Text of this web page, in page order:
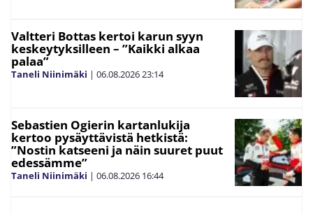
Valtteri Bottas kertoi karun syyn
keskeytyksilleen – ”Kaikki alkaa
palaa”
Taneli Niinimäki | 06.08.202623:14
Sebastien Ogierin kartanlukija
kertoo pysäyttävistä hetkistä:
”Nostin katseeni ja näin suuret puut
edessämme”
Taneli Niinimäki | 06.08.2026 16:44